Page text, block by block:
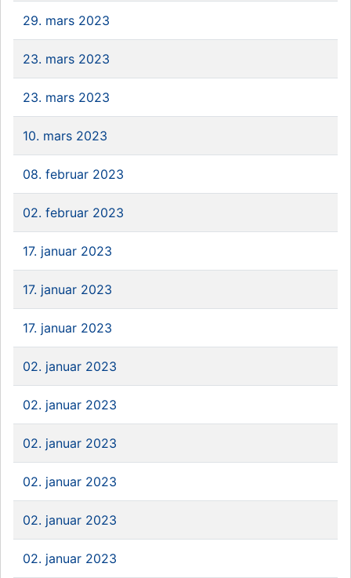
29. mars 2023
23. mars 2023
23. mars 2023
10. mars 2023
08. februar 2023
02. februar 2023
17. januar 2023
17. januar 2023
17. januar 2023
02. januar 2023
02. januar 2023
02. januar 2023
02. januar 2023
02. januar 2023
02. januar 2023